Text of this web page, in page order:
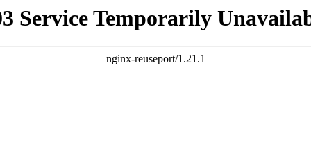
Service Temporarily
nginx-reuseport/1.21.1